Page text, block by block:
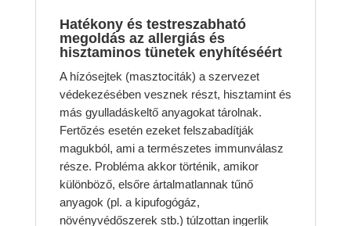
Hatékony és testreszabható
megoldás az allergiás és
hisztaminos tünetek enyhítéséért
A hízósejtek (masztociták) a szervezet
védekezésében vesznek részt, hisztamint és
más gyulladáskeltő anyagokat tárolnak.
Fertőzés esetén ezeket felszabadítják
magukból, ami a természetes immunválasz
része. Probléma akkor történik, amikor
különböző, elsőre ártalmatlannak tűnő
anyagok (pl. a kipufogógáz,
növényvédőszerek stb.) túlzottan ingerlik